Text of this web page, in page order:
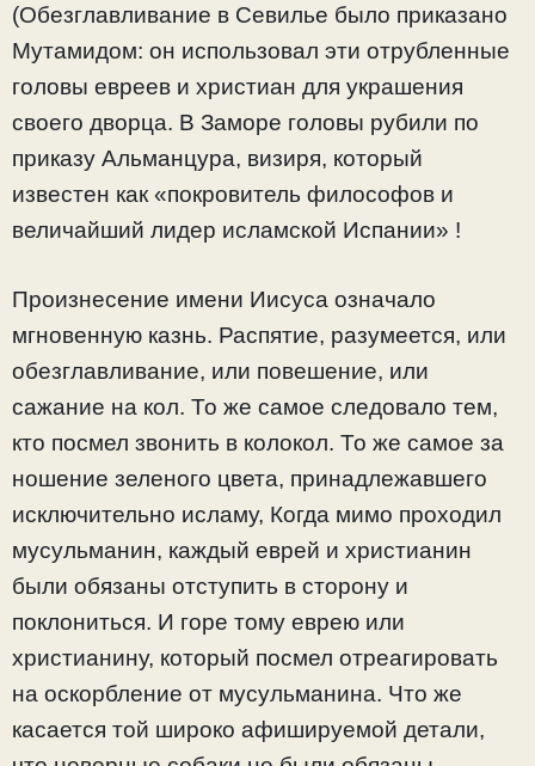
(Обезглавливание в Севилье было приказано
Мутамидом: он использовал эти отрубленные
головы евреев и христиан для украшения
своего дворца. В Заморе головы рубили по
приказу Альманцура, визиря, который
известен как «покровитель философов и
величайший лидер исламской Испании» !
Произнесение имени Иисуса означало
мгновенную казнь. Распятие, разумеется, или
обезглавливaние, или повешение, или
сажание на кол. То же самое следовало тем,
кто посмел звонить в колокол. То же самое за
ношение зеленого цвета, принадлежавшего
исключительно исламу, Когда мимо проходил
мусульманин, каждый еврей и христианин
были обязаны отступить в сторону и
поклониться. И горе тому еврею или
христианину, который посмел отреагировать
на оскорбление от мусульманина. Что же
касается той широко афишируемой детали,